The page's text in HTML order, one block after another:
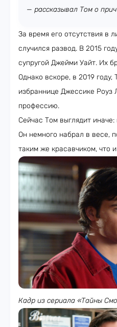
— рассказывал Том о
За время его отсутствия в
случился развод. В 2015
супругой Джейми Уайт. Их
Однако вскоре, в 2019
избраннице Джессике Роуз
профессию.
Сейчас Том выглядит
Он немного набрал в весе,
таким же красавчиком, что
Кадр из сериала «Тайны